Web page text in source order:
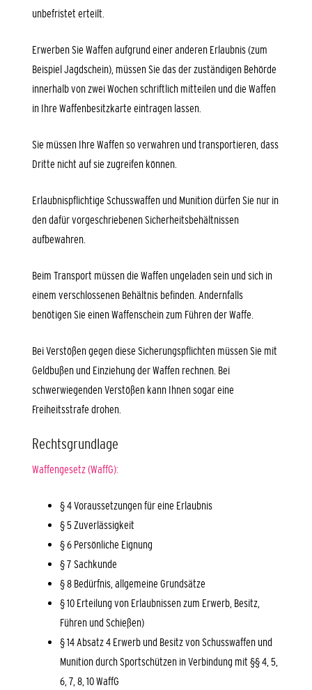
unbefristet erteilt.
Erwerben Sie Waffen aufgrund einer anderen Erlaubnis (zum
Beispiel Jagdschein), müssen Sie das der zuständigen Behörde
innerhalb von zwei Wochen schriftlich mitteilen und die Waffen
in Ihre Waffenbesitzkarte eintragen lassen.
Sie müssen Ihre Waffen so verwahren und transportieren, dass
Dritte nicht auf sie zugreifen können.
Erlaubnispflichtige Schusswaffen und Munition dürfen Sie nur in
den dafür vorgeschriebenen Sicherheitsbehältnissen
aufbewahren.
Beim Transport müssen die Waffen ungeladen sein und sich in
einem verschlossenen Behältnis befinden. Andernfalls
benötigen Sie einen Waffenschein zum Führen der Waffe.
Bei Verstößen gegen diese Sicherungspflichten müssen Sie mit
Geldbußen und Einziehung der Waffen rechnen. Bei
schwerwiegenden Verstößen kann Ihnen sogar eine
Freiheitsstrafe drohen.
Rechtsgrundlage
Waffengesetz (WaffG):
§ 4 Voraussetzungen für eine Erlaubnis
§ 5 Zuverlässigkeit
§ 6 Persönliche Eignung
§ 7 Sachkunde
§ 8 Bedürfnis, allgemeine Grundsätze
§ 10 Erteilung von Erlaubnissen zum Erwerb, Besitz,
Führen und Schießen)
§ 14 Absatz 4 Erwerb und Besitz von Schusswaffen und
Munition durch Sportschützen in Verbindung mit §§ 4, 5,
6, 7, 8, 10 WaffG